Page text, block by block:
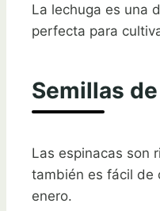
La lechuga es una
perfecta para
Semillas
Las espinacas son
también es fácil de
enero.